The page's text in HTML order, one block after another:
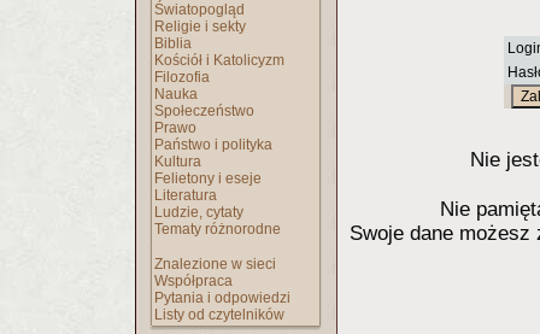
Światopogląd
Religie i sekty
Biblia
Kościół i Katolicyzm
Filozofia
Nauka
Społeczeństwo
Prawo
Państwo i polityka
Kultura
Felietony i eseje
Literatura
Ludzie, cytaty
Tematy różnorodne
Znalezione w sieci
Współpraca
Pytania i odpowiedzi
Listy od czytelników
Nie
Nie
Swoje dane